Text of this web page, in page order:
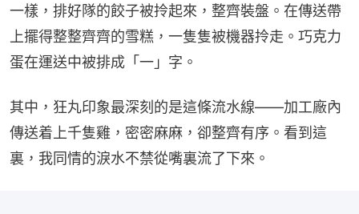
一樣，排好隊的餃子被拎起來，整齊裝盤。在傳送帶
上擺得整整齊齊的雪糕，一隻隻被機器拎走。巧克力
蛋在運送中被排成「一」字。
其中，狂丸印象最深刻的是這條流水線——加工廠內
傳送着上千隻雞，密密麻麻，卻整齊有序。看到這
裏，我同情的淚水不禁從嘴裏流了下來。